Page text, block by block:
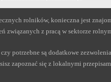
rolników, konieczna jest
związanych z pracą w sektorze
potrzebne są dodatkowe
zapoznać się z lokalnymi